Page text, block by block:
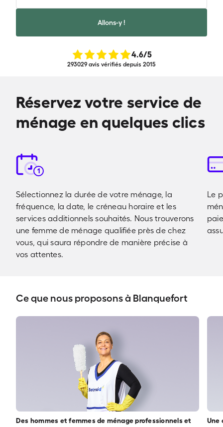
Allons-y !
4.6/5
293029 avis vérifiés depuis 2015
Réservez votre service de
ménage en quelques clics
1
Sélectionnez la durée de votre ménage, la
fréquence, la date, le créneau horaire et les
services additionnels souhaités. Nous trouverons
une femme de ménage qualifiée près de chez
vous, qui saura répondre de manière précise à
vos attentes.
Le
Ce que nous proposons à Blanquefort
Des hommes et femmes de ménage professionnels et
Une